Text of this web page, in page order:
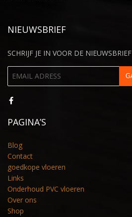
NIEUWSBRIEF
SCHRIJF JE IN VOOR DE NIEUWSBRIEF
PAGINA’S
Blog
Contact
goedkope vloeren
Links
Onderhoud PVC vloeren
Over ons
Shop